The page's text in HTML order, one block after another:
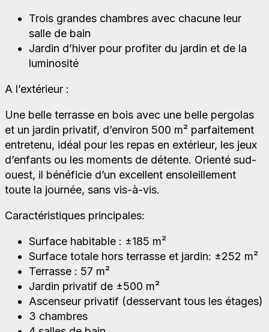
Trois grandes chambres avec chacune leur
salle de bain
Jardin d’hiver pour profiter du jardin et de la
luminosité
A l’extérieur :
Une belle terrasse en bois avec une belle pergolas
et un jardin privatif, d’environ 500 m² parfaitement
entretenu, idéal pour les repas en extérieur, les jeux
d’enfants ou les moments de détente. Orienté sud-
ouest, il bénéficie d’un excellent ensoleillement
toute la journée, sans vis-à-vis.
Caractéristiques principales:
Surface habitable : ±185 m²
Surface totale hors terrasse et jardin: ±252 m²
Terrasse : 57 m²
Jardin privatif de ±500 m²
Ascenseur privatif (desservant tous les étages)
3 chambres